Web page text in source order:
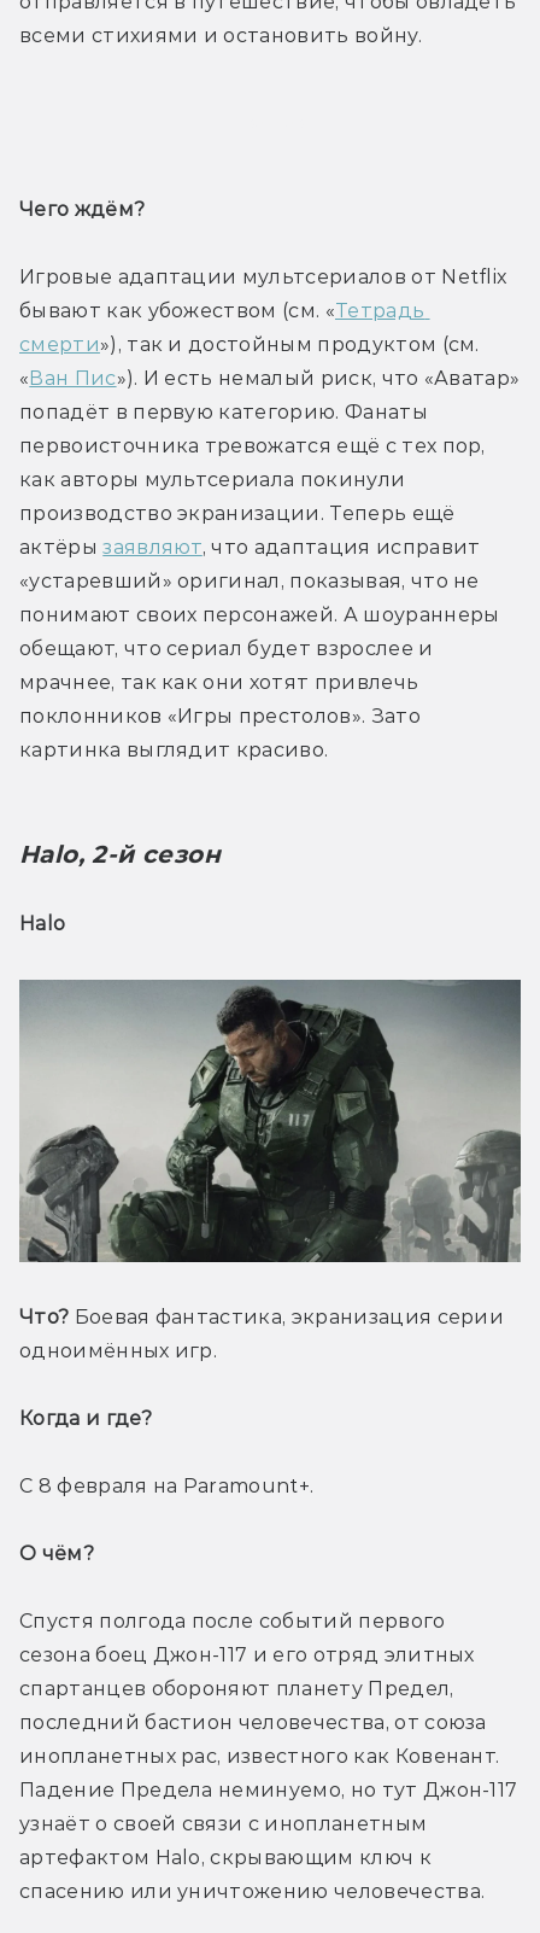
всеми стихиями и остановить войну.
Чего ждём?
Игровые адаптации мультсериалов от Netflix
бывают как убожеством (см. «Тетрадь
смерти»), так и достойным продуктом (см.
«Ван Пис»). И есть немалый риск, что «Аватар»
попадёт в первую категорию. Фанаты
первоисточника тревожатся ещё с тех пор,
как авторы мультсериала покинули
производство экранизации. Теперь ещё
актёры заявляют, что адаптация исправит
«устаревший» оригинал, показывая, что не
понимают своих персонажей. А шоураннеры
обещают, что сериал будет взрослее и
мрачнее, так как они хотят привлечь
поклонников «Игры престолов». Зато
картинка выглядит красиво.
Halo, 2-й сезон
Halo
Что? Боевая фантастика, экранизация серии
одноимённых игр.
Когда и где?
С 8 февраля на Paramount+.
О чём?
Спустя полгода после событий первого
сезона боец Джон-117 и его отряд элитных
спартанцев обороняют планету Предел,
последний бастион человечества, от союза
инопланетных рас, известного как Ковенант.
Падение Предела неминуемо, но тут Джон-117
узнаёт о своей связи с инопланетным
артефактом Halo, скрывающим ключ к
спасению или уничтожению человечества.